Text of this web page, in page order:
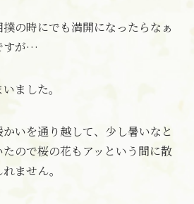
の時にでも満開になったらなぁ
すが…
ました。
いを通り越して、少し暑いなと
ので桜の花もアッという間に散
ません。